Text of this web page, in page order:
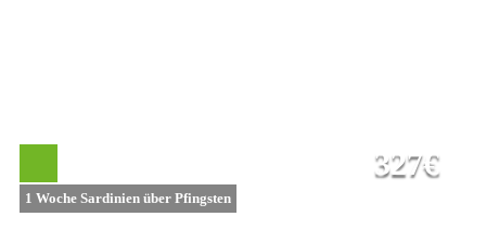
1 Woche Sardinien über Pfingsten
327€